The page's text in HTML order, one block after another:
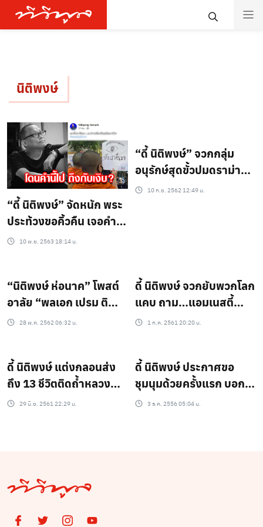
นิติพงษ์
“ดี้ นิติพงษ์” จัดหนัก พระ
ประท้วงขอคิ้วคืน เจอคำนี้
ไปถึงกับเงิบ!!
10 พ.ย. 2563 18:14 น.
“ดี้ นิติพงษ์” จวกกลุ่ม
อนุรักษ์สุดขั้วปมดราม่า
พระอุลตร้าแมน
10 ก.ย. 2562 12:49 น.
“นิติพงษ์ ห่อนาค” โพสต์
อาลัย “พลเอก เปรม ติณสู
ลานนท์”ประธาน
28 พ.ค. 2562 06:32 น.
ดี้ นิติพงษ์ จวกยับพวกโลก
แคบ ถาม…แอมเนสตี้
กรณี 13ชีวิตติดถ้ำหลวง
1 ก.ค. 2561 20:20 น.
ดี้ นิติพงษ์ แต่งกลอนส่ง
ถึง 13 ชีวิตติดถ้ำหลวง
วอนฟ้าฝนอย่ากลั่นแกล้ง
29 มิ.ย. 2561 22:29 น.
ดี้ นิติพงษ์ ประกาศขอ
ชุมนุมด้วยครั้งแรก บอก
ขอโทษที่รู้สึกช้า
3 ธ.ค. 2556 05:04 น.